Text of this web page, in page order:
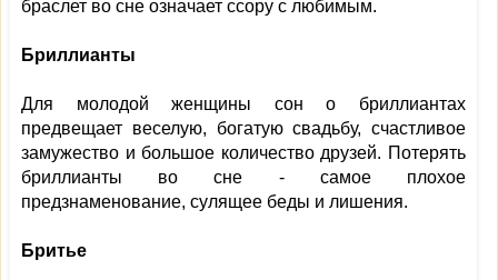
браслет во сне означает ссору с любимым.
Бриллианты
Для молодой женщины сон о бриллиантах
предвещает веселую, богатую свадьбу, счастливое
замужество и большое количество друзей. Потерять
бриллианты во сне - самое плохое
предзнаменование, сулящее беды и лишения.
Бритье